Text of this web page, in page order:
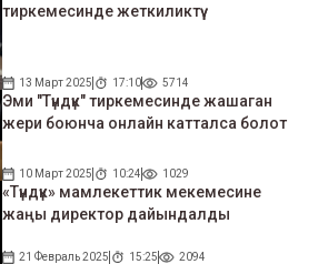
тиркемесинде жеткиликтүү
13 Март 2025 17:10 5714
Эми "Түндүк" тиркемесинде жашаган
жери боюнча онлайн катталса болот
10 Март 2025 10:24 1029
«Түндүк» мамлекеттик мекемесине
жаңы директор дайындалды
21 Февраль 2025 15:25 2094